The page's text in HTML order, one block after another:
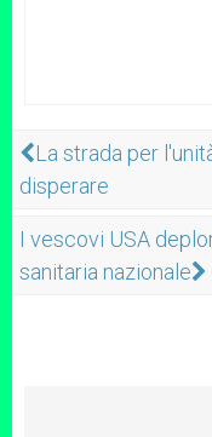
La strada per
disperare
I vescovi USA
sanitaria nazionale